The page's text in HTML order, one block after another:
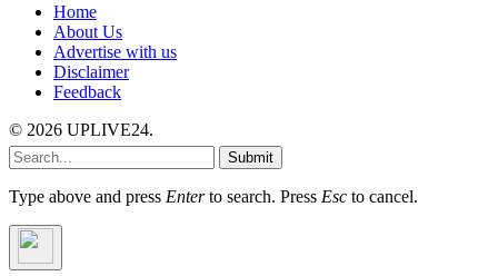
Home
About Us
Advertise with us
Disclaimer
Feedback
© 2026 UPLIVE24.
Submit
Type above and press Enterto search. Press Esc to cancel.